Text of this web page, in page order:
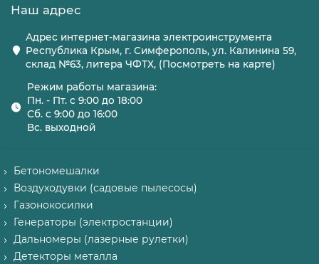
Наш адрес
Адрес интернет-магазина электроинструмента
Республика Крым, г. Симферополь, ул. Калинина 59,
склад №63, литера ЧФТХ, (Посмотреть на карте)
Режим работы магазина:
Пн. - Пт. с 9:00 до 18:00
Сб. с 9:00 до 16:00
Вс. выходной
Бетономешалки
Воздуходувки (садовые пылесосы)
Газонокосилки
Генераторы (электростанции)
Дальномеры (лазерные рулетки)
Детекторы металла